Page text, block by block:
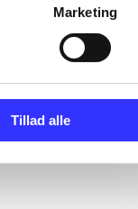
Marketing
Tillad alle